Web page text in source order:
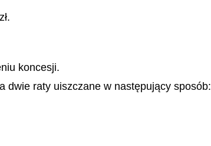
koncesji.
dwie raty uiszczane w następujący sposób: